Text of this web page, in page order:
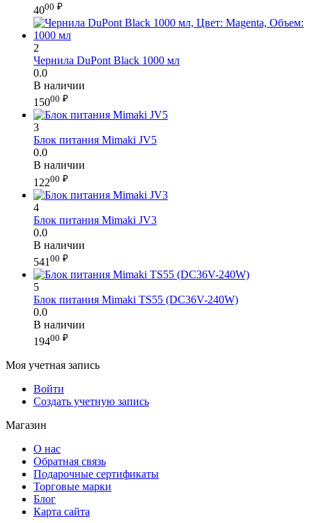
4000 ₽
2
Чернила DuPont Black 1000 мл
0.0
В наличии
15000 ₽
3
Блок питания Mimaki JV5
0.0
В наличии
12200 ₽
4
Блок питания Mimaki JV3
0.0
В наличии
541 00 ₽
5
Блок питания Mimaki TS55 (DC36V-240W)
0.0
В наличии
19400 ₽
Моя учетная запись
Войти
Создать учетную запись
Магазин
О нас
Обратная связь
Подарочные сертификаты
Торговые марки
Блог
Карта сайта